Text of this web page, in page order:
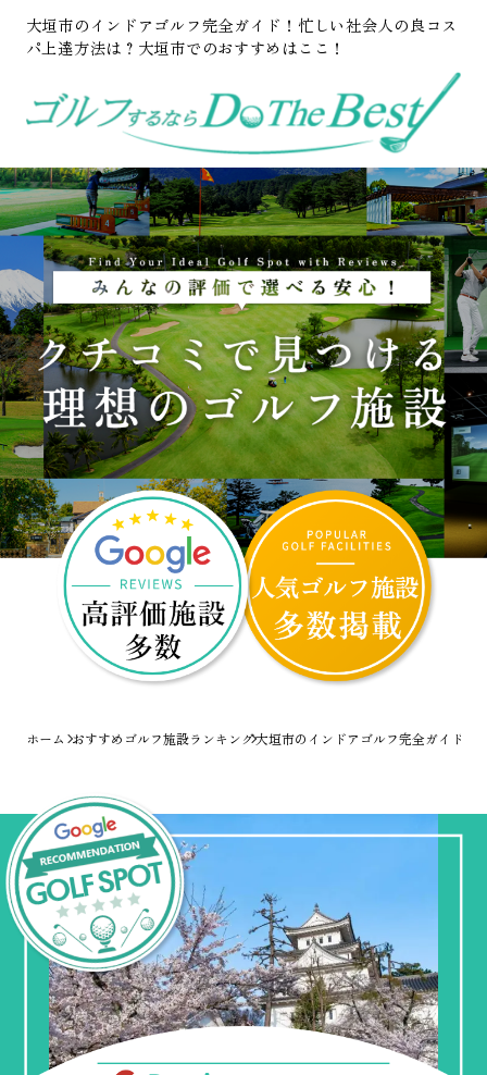
大垣市のインドアゴルフ完全ガイド！忙しい社会人の良コス
パ上達方法は？大垣市でのおすすめはここ！
ホーム おすすめゴルフ施設ランキング大垣市のインドアゴルフ完全ガイド！